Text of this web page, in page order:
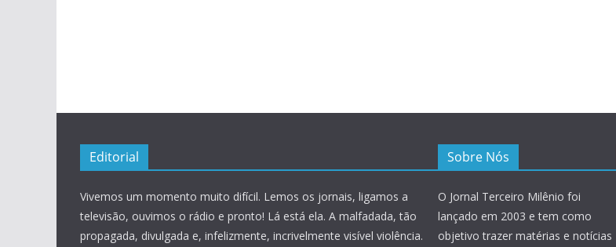
Editorial
Vivemos um momento muito difícil. Lemos os jornais, ligamos a
televisão, ouvimos o rádio e pronto! Lá está ela. A malfadada, tão
propagada, divulgada e, infelizmente, incrivelmente visível violência.
Sobre Nós
O Jornal Terceiro Milênio foi
lançado em 2003 e tem como
objetivo trazer matérias e notícias